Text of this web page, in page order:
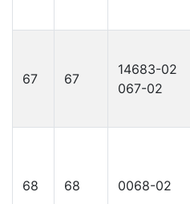
67 67
14683-02
067-02
68 68 0068-02